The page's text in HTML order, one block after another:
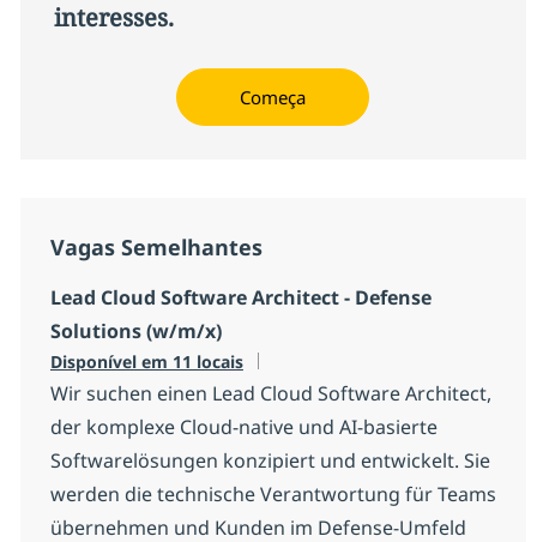
interesses.
Começa
Vagas Semelhantes
Lead Cloud Software Architect - Defense
Solutions (w/m/x)
Disponível em 11 locais
Wir suchen einen Lead Cloud Software Architect,
der komplexe Cloud-native und AI-basierte
Softwarelösungen konzipiert und entwickelt. Sie
werden die technische Verantwortung für Teams
übernehmen und Kunden im Defense-Umfeld